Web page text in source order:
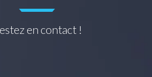
en contact !